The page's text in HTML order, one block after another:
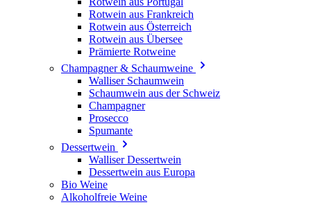
Rotwein aus Frankreich
Rotwein aus Österreich
Rotwein aus Übersee
Prämierte Rotweine
Champagner & Schaumweine
Walliser Schaumwein
Schaumwein aus der Schweiz
Champagner
Prosecco
Spumante
Dessertwein
Walliser Dessertwein
Dessertwein aus Europa
Bio Weine
Alkoholfreie Weine